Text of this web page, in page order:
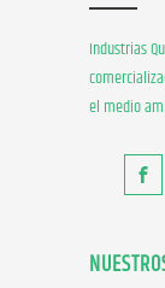
Industrias
el medio